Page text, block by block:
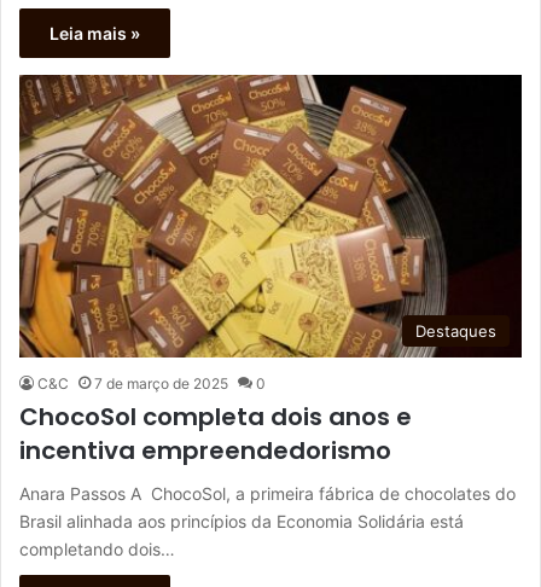
Leia mais »
Destaques
C&C 7 de março de 2025 0
ChocoSol completa dois anos e
incentiva empreendedorismo
Anara Passos A ChocoSol, a primeira fábrica de chocolates do
Brasil alinhada aos princípios da Economia Solidária está
completando dois…